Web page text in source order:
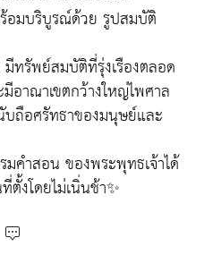
อมบริบูรณ์ด้วย รูปสมบัติ
ทรัพย์สมบัติที่รุ่งเรืองตลอด
าณาเขตกว้างใหญ่ไพศาล
บถือศรัทธาของมนุษย์และ
คำสอน ของพระพุทธเจ้าได้
งโดยไม่เนิ่นช้า✨